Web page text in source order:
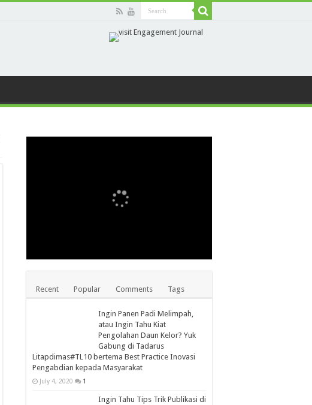
Recent Popular Comments Tags
Ingin Panen Padi Melimpah,
atau Ingin Tahu Kiat
Pengolahan Daun Kelor? Yuk
Gabung di Tadarus
Litapdimas#TL10 bertema Best Practice Inovasi
Pengabdian kepada Masyarakat
July 4, 2020 1
Ingin Tahu Tips Trik Publikasi di